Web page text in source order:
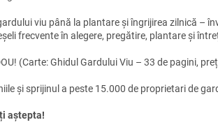
viu până la plantare și îngrijirea zilnică –
frecvente în alegere, pregătire, plantare și
(Carte: Ghidul Gardului Viu – 33 de pagini,
și sprijinul a peste 15.000 de proprietari de
aștepta!